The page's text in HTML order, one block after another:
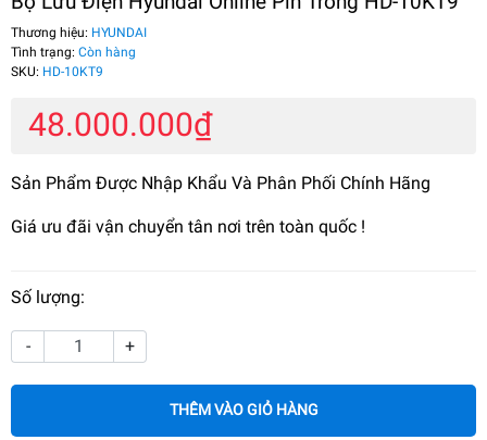
Thương hiệu: HYUNDAI
Tình trạng: Còn hàng
SKU: HD-10KT9
48.000.000₫
Sản Phẩm Được Nhập Khẩu Và Phân Phối Chính Hãng
Giá ưu đãi vận chuyển tân nơi trên toàn quốc !
Số lượng:
- +
THÊM VÀO GIỎ HÀNG